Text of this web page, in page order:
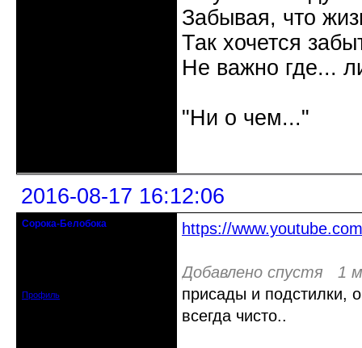
Забывая, что
Так хочется
Не важно где...
"Ни о чем..."
2016-08-17 16:12:06
Сорока-Белобока
Профиль
https://
Добавлено спустя 1
присады и подстилки,
всегда чисто..